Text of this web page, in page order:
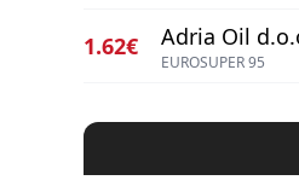
1.62€ Adria Oil
EUROSUPER 95